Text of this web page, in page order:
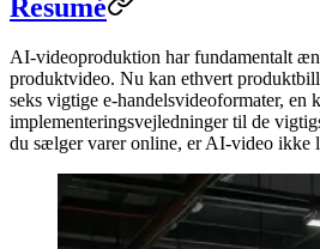
Resumé
AI-videoproduktion har fundamentalt
produktvideo. Nu kan ethvert
seks vigtige e-handelsvideoformater,
implementeringsvejledninger til de
du sælger varer online, er AI-video ikke